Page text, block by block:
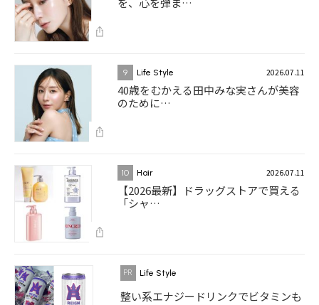
9 Life Style 2026.07.11
40歳をむかえる田中みな実さんが美容
のために…
10 Hair 2026.07.11
【2026最新】ドラッグストアで買える
「シャ…
Life Style
整い系エナジードリンクでビタミンも